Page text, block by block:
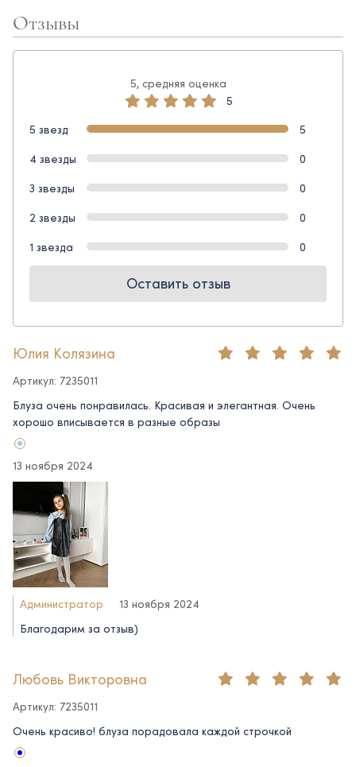
Отзывы
5, средняя оценка
5
5 звезд
5
4 звезды
0
3 звезды
0
2 звезды
0
1 звезда
0
Оставить отзыв
Юлия Колязина
Артикул: 7235011
Блуза очень понравилась. Красивая и элегантная. Очень
хорошо вписывается в разные образы
13 ноября 2024
Администратор
13 ноября 2024
Благодарим за отзыв)
Любовь Викторовна
Артикул: 7235011
Очень красиво! блуза порадовала каждой строчкой